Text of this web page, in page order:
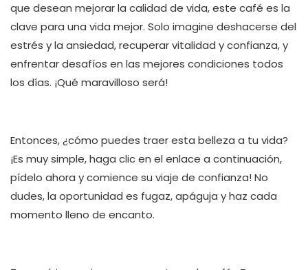
que desean mejorar la calidad de vida, este café es la
clave para una vida mejor. Solo imagine deshacerse del
estrés y la ansiedad, recuperar vitalidad y confianza, y
enfrentar desafíos en las mejores condiciones todos
los días. ¡Qué maravilloso será!
Entonces, ¿cómo puedes traer esta belleza a tu vida?
¡Es muy simple, haga clic en el enlace a continuación,
pídelo ahora y comience su viaje de confianza! No
dudes, la oportunidad es fugaz, apáguja y haz cada
momento lleno de encanto.